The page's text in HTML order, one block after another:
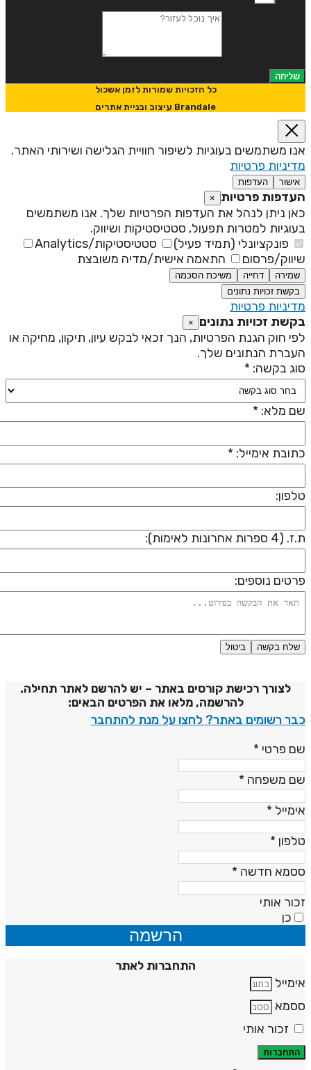
שליחה
כל הזכויות שמורות לזמן אשכול
Brandale עיצוב ובניית אתרים
משתמשים בעוגיות לשיפור חוויית הגלישה ושירותי האתר.
פרטיות
אישור העדפות
פרטיות ×
ניתן לנהל את העדפות הפרטיות שלך. אנו משתמשים
למטרות תפעול, סטטיסטיקות ושיווק.
פונקציונלי (תמיד פעיל)
סטטיסטיקות/Analytics
פרסום
התאמה אישית/מדיה משובצת
שמירה דחייה
משיכת הסכמה
בקשת זכויות נתונים
פרטיות
זכויות נתונים ×
חוק הגנת הפרטיות, הנך זכאי לבקש עיון, תיקון, מחיקה או
הנתונים שלך.
בקשה: *
מלא: *
אימייל: *
ספרות אחרונות לאימות):
נוספים:
שלח בקשה ביטול
לצורך רכישת קורסים באתר – יש להרשם לאתר תחילה.
להרשמה, מלאו את הפרטים הבאים:
רשומים באתר? לחצו על מנת להתחבר
פרטי*
משפחה*
*
*
חדשה*
אותי
כן
הרשמה
התחברות לאתר
זכור אותי
התחברות